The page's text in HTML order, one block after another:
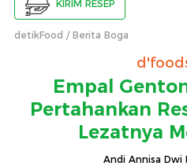
KIRIM RESEP
detikFood Berita Boga
Empal
Pertahankan
Lezatnya
Andi Annisa Dwi